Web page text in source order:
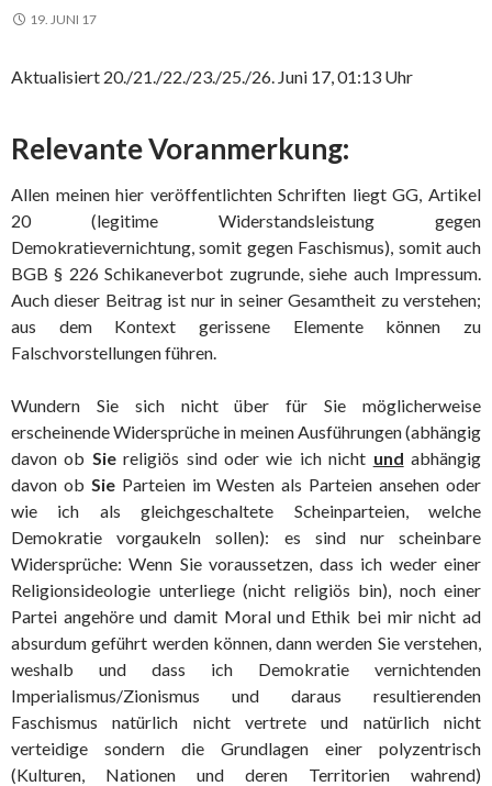
19. JUNI 17
Aktualisiert 20./21./22./23./25./26. Juni 17, 01:13 Uhr
Relevante Voranmerkung:
Allen meinen hier veröffentlichten Schriften liegt GG, Artikel
20 (legitime Widerstandsleistung gegen
Demokratievernichtung, somit gegen Faschismus), somit auch
BGB § 226 Schikaneverbot zugrunde, siehe auch Impressum.
Auch dieser Beitrag ist nur in seiner Gesamtheit zu verstehen;
aus dem Kontext gerissene Elemente können zu
Falschvorstellungen führen.
Wundern Sie sich nicht über für Sie möglicherweise
erscheinende Widersprüche in meinen Ausführungen (abhängig
davon ob Siereligiös sind oder wie ich nicht und abhängig
davon ob SieParteien im Westen als Parteien ansehen oder
wie ich als gleichgeschaltete Scheinparteien, welche
Demokratie vorgaukeln sollen): es sind nur scheinbare
Widersprüche: Wenn Sie voraussetzen, dass ich weder einer
Religionsideologie unterliege (nicht religiös bin), noch einer
Partei angehöre und damit Moral und Ethik bei mir nicht ad
absurdum geführt werden können, dann werden Sie verstehen,
weshalb und dass ich Demokratie vernichtenden
Imperialismus/Zionismus und daraus resultierenden
Faschismus natürlich nicht vertrete und natürlich nicht
verteidige sondern die Grundlagen einer polyzentrisch
(Kulturen, Nationen und deren Territorien wahrend)